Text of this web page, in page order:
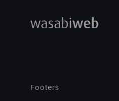
Footers